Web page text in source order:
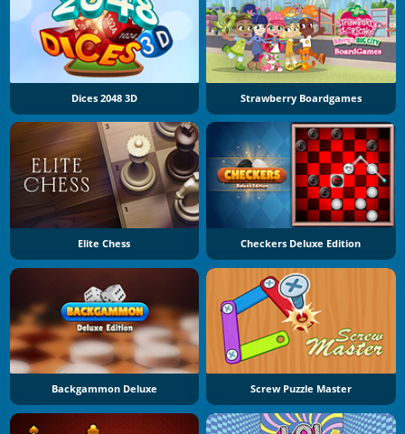
Dices 2048 3D Strawberry Boardgames
Elite Chess Checkers Deluxe Edition
Backgammon Deluxe Screw Puzzle Master